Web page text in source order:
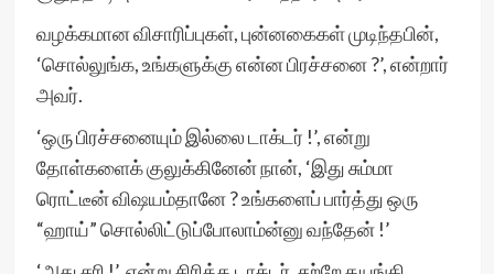
வழக்கமான விசாரிப்புகள், புன்னகைகள் முடிந்தபின்,
‘சொல்லுங்க, உங்களுக்கு என்ன பிரச்சனை ?’, என்றார்
அவர்.
‘ஒரு பிரச்சனையும் இல்லை டாக்டர் !’, என்று
தோள்களைக் குலுக்கினேன் நான், ‘இது சும்மா
ரொட்டீன் விஷயம்தானே ? உங்களைப் பார்த்து ஒரு
“ஹாய்” சொல்லிட்டுப்போலாம்ன்னு வந்தேன் !’